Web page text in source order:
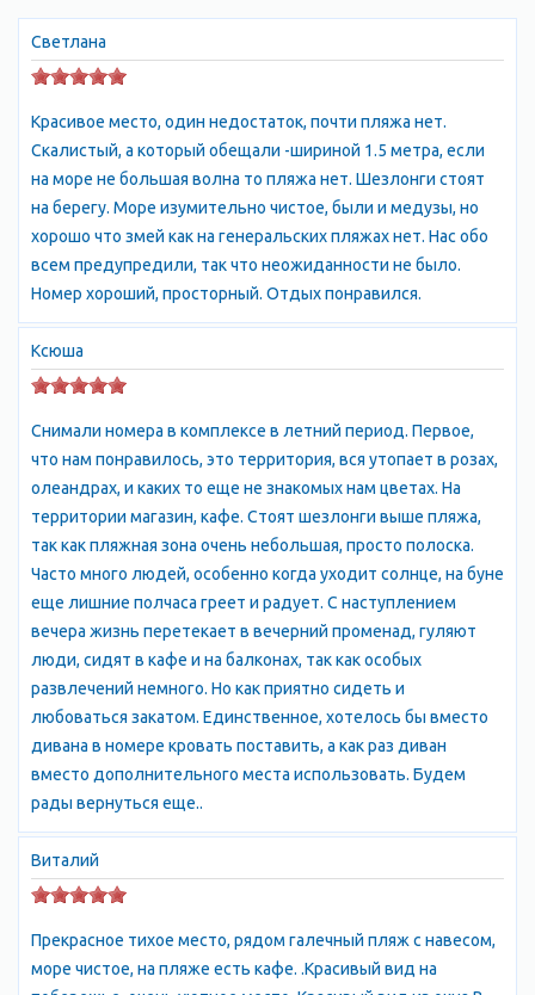
Ιωάννου "Св. Иоанна", укр. Аян, крымско-тат. Ayan, Аян)
—упразднённое село
районе Республики Крым, располагавшееся на юго-востоке
района, на территории нынешнего Добровского сельсовета.
Село находилось у северного подножия Чатыр-Дага, в
ущелье, недалеко от одноимённого источника —
начала Салгира. Но сейчас так назван кусочек земли на Южном
берегу Крыма, расположенный у моря, всего в 4 км от Алушты
по Судакской трассе. Здесь и расположились апартаменты, в
урочища Аян-Дере.
Это- уникальный жилой комплекс, воплощающий лучшие
черты французской ривьеры на родном Крымском побережье.
Комплекс расположен на участке площадью 15 га - когда
спадает полуденный зной, можно играть в бадминтон на
тенистых аллеях или кататься на велосипеде, гулять,
наслаждаясь ароматом цветов и пением птиц, или читать
книгу на собственном пляже комплекса, где Вас не
потревожит ни один посторонний.
ИНФРАСТРУКТУРА
Собственный пляж
Бесплатная охраняемая парковка
Круглосуточная охрана
Холодная и горячая вода, электричество подаются
круглосуточно и бесперебойно.
Рядом расположен кооператив Дельфин.
До набережной Алушты можно дойди по берегу моря за 30
минут пешком или 6 минут на автомобиле. Небольшая
удаленность от Алушты позволит Вам полноценно
отдохнуть и не чувствовать себя оторванными от мира.
Территория Эллингов Дельфин закрыта и круглосуточно
охраняется. До бесплатного галечного пляжа – от 5 до 75
Светлана
Красивое место, один недостаток, почти пляжа нет.
Скалистый, а который обещали -шириной 1.5 метра, если
на море не большая волна то пляжа нет. Шезлонги стоят
на берегу. Море изумительно чистое, были и медузы, но
хорошо что змей как на генеральских пляжах нет. Нас обо
всем предупредили, так что неожиданности не было.
Номер хороший, просторный. Отдых понравился.
Ксюша
Снимали номера в комплексе в летний период. Первое,
что нам понравилось, это территория, вся утопает в розах,
олеандрах, и каких то еще не знакомых нам цветах. На
территории магазин, кафе. Стоят шезлонги выше пляжа,
так как пляжная зона очень небольшая, просто полоска.
Часто много людей, особенно когда уходит солнце, на буне
еще лишние полчаса греет и радует. С наступлением
вечера жизнь перетекает в вечерний променад, гуляют
люди, сидят в кафе и на балконах, так как особых
развлечений немного. Но как приятно сидеть и
любоваться закатом. Единственное, хотелось бы вместо
дивана в номере кровать поставить, а как раз диван
вместо дополнительного места использовать. Будем
рады вернуться еще..
Виталий
Прекрасное тихое место, рядом галечный пляж с навесом,
море чистое, на пляже есть кафе. .Красивый вид на